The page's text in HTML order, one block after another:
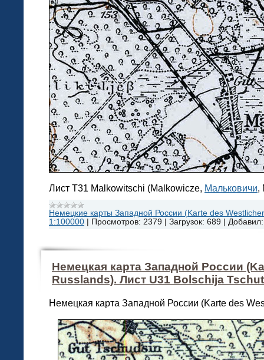
Лист T31 Malkowitschi (Malkowicze, Мальковичи,
Немецкие карты Западной России (Karte des
1:100000
Просмотров: 2379 Загрузок: 689 Добавил:
Немецкая карта Западной России
Russlands). Лист U31 Bolschija
Немецкая карта Западной России (Karte des